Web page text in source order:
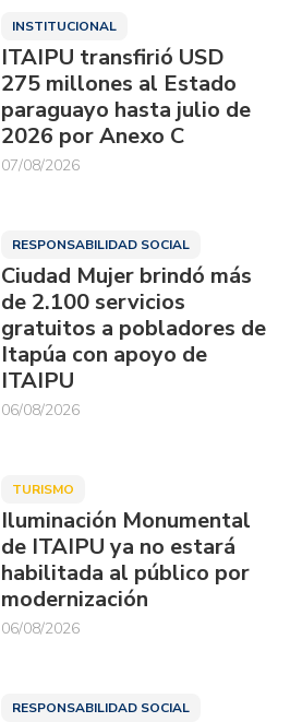
INSTITUCIONAL
ITAIPU transfirió USD
275 millones al Estado
paraguayo hasta julio de
2026 por Anexo C
07/08/2026
RESPONSABILIDAD SOCIAL
Ciudad Mujer brindó más
de 2.100 servicios
gratuitos a pobladores de
Itapúa con apoyo de
ITAIPU
06/08/2026
TURISMO
Iluminación Monumental
de ITAIPU ya no estará
habilitada al público por
modernización
06/08/2026
RESPONSABILIDAD SOCIAL